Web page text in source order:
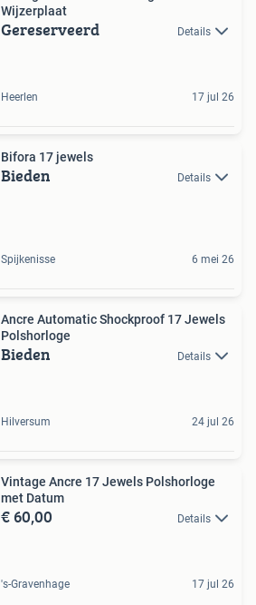
Wijzerplaat
Gereserveerd Details
Heerlen 17 jul 26
Bifora 17 jewels
Bieden Details
Spijkenisse 6 mei 26
Ancre Automatic Shockproof 17 Jewels
Polshorloge
Bieden Details
Hilversum 24 jul 26
Vintage Ancre 17 Jewels Polshorloge
met Datum
€ 60,00 Details
's-Gravenhage 17 jul 26